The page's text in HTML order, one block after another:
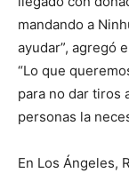
mandando a
ayudar”, agregó
“Lo que
para no dar tiros
personas la
En Los Ángeles,